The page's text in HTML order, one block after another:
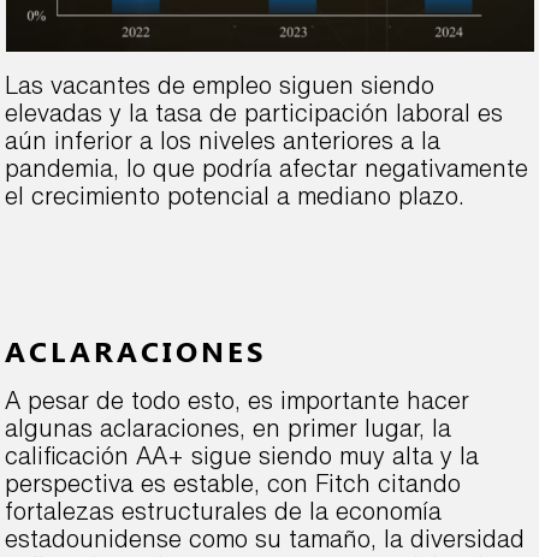
Las vacantes de empleo siguen siendo
elevadas y la tasa de participación laboral es
aún inferior a los niveles anteriores a la
pandemia, lo que podría afectar negativamente
el crecimiento potencial a mediano plazo.
ACLARACIONES
A pesar de todo esto, es importante hacer
algunas aclaraciones, en primer lugar, la
calificación AA+ sigue siendo muy alta y la
perspectiva es estable, con Fitch citando
fortalezas estructurales de la economía
estadounidense como su tamaño, la diversidad